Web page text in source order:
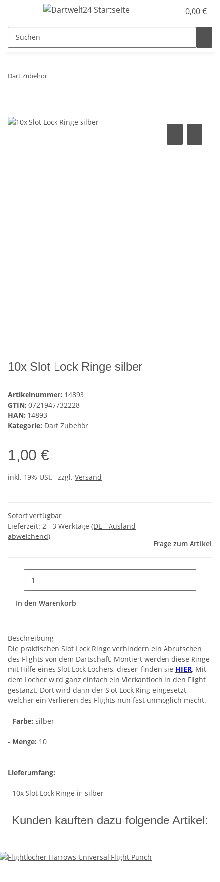
0,00 €
Dart Zubehör
10x Slot Lock Ringe silber
Artikelnummer: 14893
GTIN: 0721947732228
HAN: 14893
Kategorie: Dart Zubehör
1,00 €
inkl. 19% USt. , zzgl. Versand
Sofort verfügbar
Lieferzeit: 2 - 3 Werktage (DE - Ausland
abweichend)
Frage zum Artikel
In den Warenkorb
Beschreibung
Die praktischen Slot Lock Ringe verhindern ein Abrutschen
des Flights von dem Dartschaft. Montiert werden diese Ringe
mit Hilfe eines Slot Lock Lochers, diesen finden sie HIER. Mit
dem Locher wird ganz einfach ein Vierkantloch in den Flight
gestanzt. Dort wird dann der Slot Lock Ring eingesetzt,
welcher ein Verlieren des Flights nun fast unmöglich macht.
- Farbe: silber
- Menge: 10
Lieferumfang:
- 10x Slot Lock Ringe in silber
Kunden kauften dazu folgende Artikel: